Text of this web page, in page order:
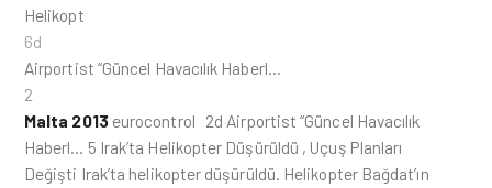
Helikopt
6d
Airportist “Güncel Havacılık Haberl…
2
Malta 2013 eurocontrol 2d Airportist “Güncel Havacılık
Haberl… 5 Irak’ta Helikopter Düşürüldü , Uçuş Planları
Değişti Irak’ta helikopter düşürüldü. Helikopter Bağdat’ın